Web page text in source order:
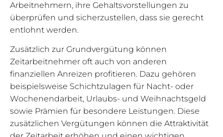
Arbeitnehmern, ihre Gehaltsvorstellungen zu
überprüfen und sicherzustellen, dass sie gerecht
entlohnt werden.
Zusätzlich zur Grundvergütung können
Zeitarbeitnehmer oft auch von anderen
finanziellen Anreizen profitieren. Dazu gehören
beispielsweise Schichtzulagen für Nacht- oder
Wochenendarbeit, Urlaubs- und Weihnachtsgeld
sowie Prämien für besondere Leistungen. Diese
zusätzlichen Vergütungen können die Attraktivität